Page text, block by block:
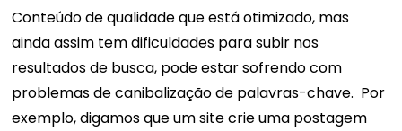
Conteúdo de qualidade que está otimizado, mas
ainda assim tem dificuldades para subir nos
resultados de busca, pode estar sofrendo com
problemas de canibalização de palavras-chave. Por
exemplo, digamos que um site crie uma postagem